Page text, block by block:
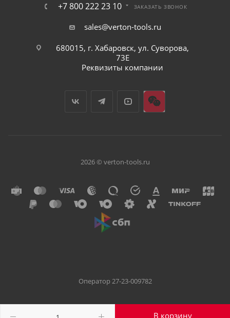
В корзину
+7 800 222 23 10 ЗАКАЗАТЬ ЗВОНОК
sales@verton-tools.ru
680015, г. Хабаровск, ул. Суворова,
73Е
Реквизиты компании
2026 © verton-tools.ru
Оператор 27-23-009782